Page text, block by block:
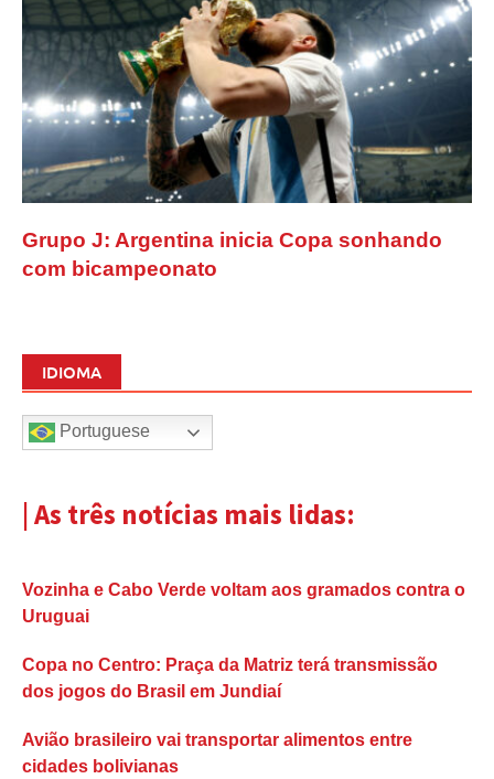
Grupo J: Argentina inicia Copa sonhando
com bicampeonato
IDIOMA
Portuguese
| As três notícias mais lidas:
Vozinha e Cabo Verde voltam aos gramados contra o
Uruguai
Copa no Centro: Praça da Matriz terá transmissão
dos jogos do Brasil em Jundiaí
Avião brasileiro vai transportar alimentos entre
cidades bolivianas